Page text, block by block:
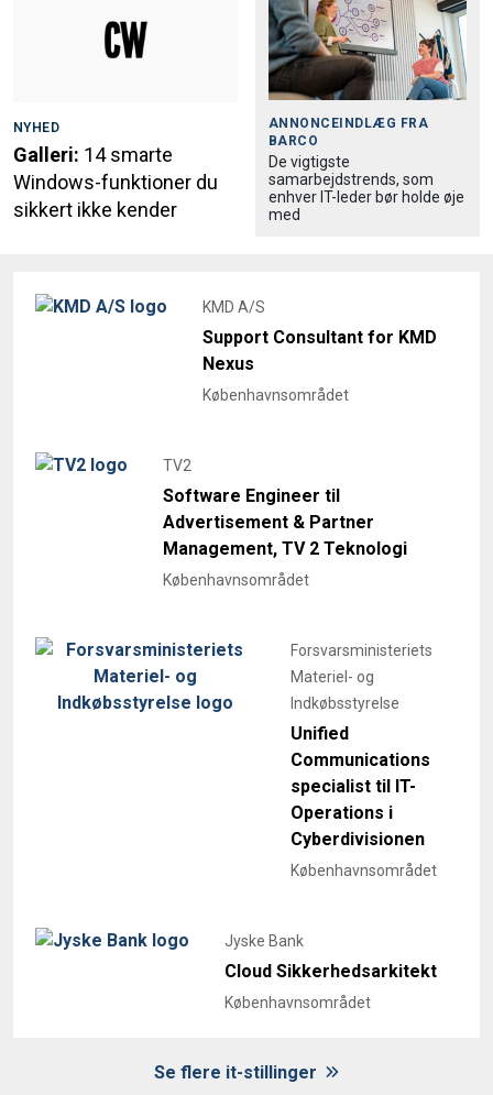
NYHED
Galleri: 14 smarte
Windows-funktioner du
sikkert ikke kender
ANNONCEINDLÆG FRA
BARCO
De vigtigste
samarbejdstrends, som
enhver IT-leder bør holde øje
med
KMD A/S
Support Consultant for KMD
Nexus
Københavnsområdet
TV2
Software Engineer til
Advertisement & Partner
Management, TV 2 Teknologi
Københavnsområdet
Forsvarsministeriets
Materiel- og
Indkøbsstyrelse
Unified
Communications
specialist til IT-
Operations i
Cyberdivisionen
Københavnsområdet
Jyske Bank
Cloud Sikkerhedsarkitekt
Københavnsområdet
Se flere it-stillinger